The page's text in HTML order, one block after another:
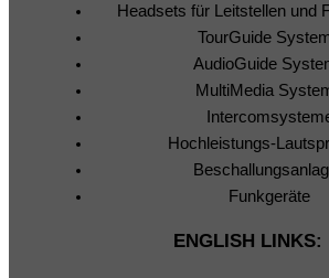
Headsets für Leitstellen und
TourGuide
AudioGuide
MultiMedia
Hochleistungs-
Funkgeräte
ENGLISH LINKS: